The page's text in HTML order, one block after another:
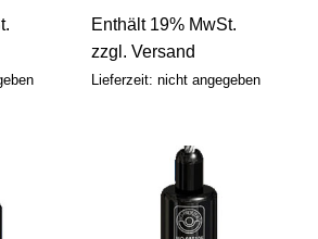
Enthält 19% MwSt.
zzgl. Versand
Lieferzeit: nicht angegeben